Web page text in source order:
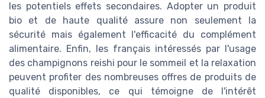
les potentiels effets secondaires. Adopter un produit
bio et de haute qualité assure non seulement la
sécurité mais également l'efficacité du complément
alimentaire. Enfin, les français intéressés par l'usage
des champignons reishi pour le sommeil et la relaxation
peuvent profiter des nombreuses offres de produits de
qualité disponibles, ce qui témoigne de l'intérêt